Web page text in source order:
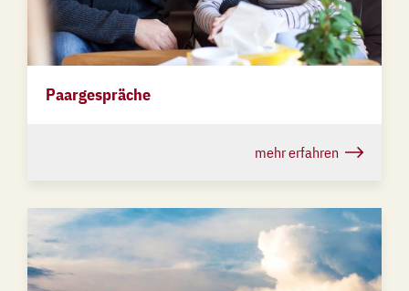
Paargespräche
mehr erfahren